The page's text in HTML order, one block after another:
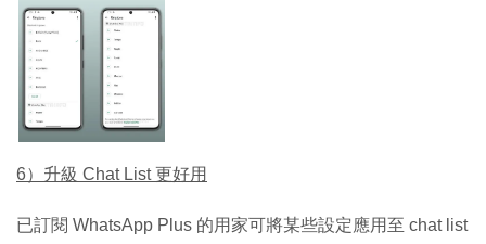
6）升級 Chat List 更好用
已訂閱 WhatsApp Plus 的用家可將某些設定應用至 chat list